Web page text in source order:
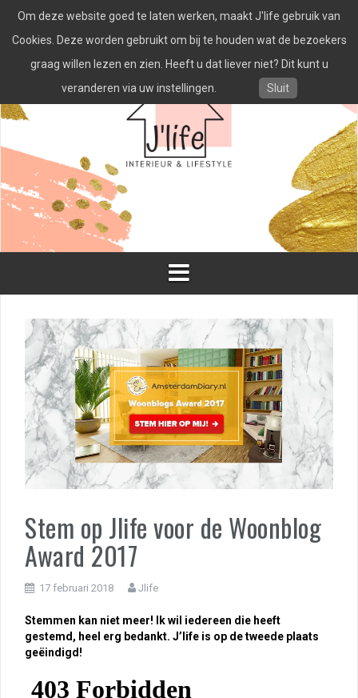
naar
inhoud
Stem op Jlife voor de Woonblog
Award 2017
17 februari 2018 Jlife
Stemmen kan niet meer! Ik wil iedereen die heeft
gestemd, heel erg bedankt. J’life is op de tweede plaats
geëindigd!
Om deze website goed te laten werken, maakt J'life gebruik van
Cookies. Deze worden gebruikt om bij te houden wat de bezoekers
graag willen lezen en zien. Heeft u dat liever niet? Dit kunt u
veranderen via uw instellingen.
Sluit